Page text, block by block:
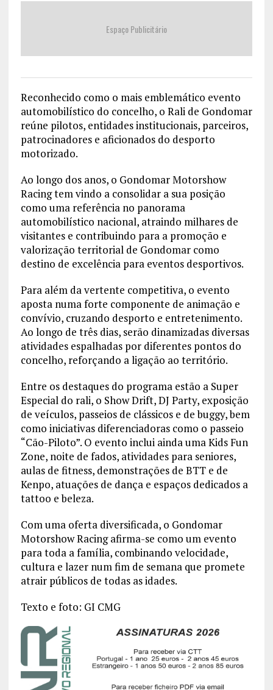
Espaço Publicitário
Reconhecido como o mais emblemático evento
automobilístico do concelho, o Rali de Gondomar
reúne pilotos, entidades institucionais, parceiros,
patrocinadores e aficionados do desporto
motorizado.
Ao longo dos anos, o Gondomar Motorshow
Racing tem vindo a consolidar a sua posição
como uma referência no panorama
automobilístico nacional, atraindo milhares de
visitantes e contribuindo para a promoção e
valorização territorial de Gondomar como
destino de excelência para eventos desportivos.
Para além da vertente competitiva, o evento
aposta numa forte componente de animação e
convívio, cruzando desporto e entretenimento.
Ao longo de três dias, serão dinamizadas diversas
atividades espalhadas por diferentes pontos do
concelho, reforçando a ligação ao território.
Entre os destaques do programa estão a Super
Especial do rali, o Show Drift, DJ Party, exposição
de veículos, passeios de clássicos e de buggy, bem
como iniciativas diferenciadoras como o passeio
“Cão-Piloto”. O evento inclui ainda uma Kids Fun
Zone, noite de fados, atividades para seniores,
aulas de fitness, demonstrações de BTT e de
Kenpo, atuações de dança e espaços dedicados a
tattoo e beleza.
Com uma oferta diversificada, o Gondomar
Motorshow Racing afirma-se como um evento
para toda a família, combinando velocidade,
cultura e lazer num fim de semana que promete
atrair públicos de todas as idades.
Texto e foto: GI CMG